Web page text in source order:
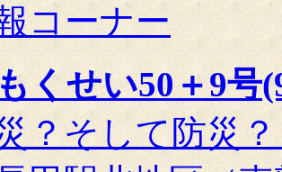
コーナー
くせい50＋9号
？そして防災